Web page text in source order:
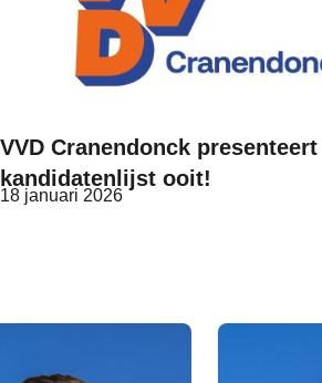
VVD Cranendonck
kandidatenlijst ooit!
18 januari 2026